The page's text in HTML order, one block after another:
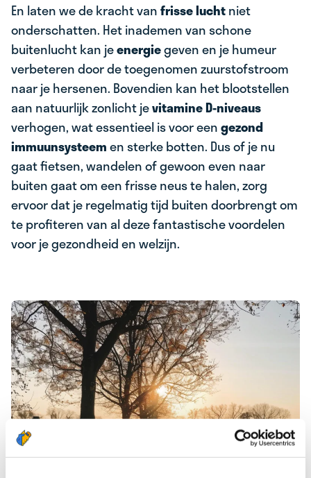
En laten we de kracht vanfrisse luchtniet
onderschatten. Het inademen van schone
buitenlucht kan jeenergiegeven en je humeur
verbeteren door de toegenomen zuurstofstroom
naar je hersenen. Bovendien kan het blootstellen
aan natuurlijk zonlicht jevitamine D-niveaus
verhogen, wat essentieel is voor eengezond
immuunsysteemen sterke botten. Dus of je nu
gaat fietsen, wandelen of gewoon even naar
buiten gaat om een frisse neus te halen, zorg
ervoor dat je regelmatig tijd buiten doorbrengt om
te profiteren van al deze fantastische voordelen
voor je gezondheid en welzijn.